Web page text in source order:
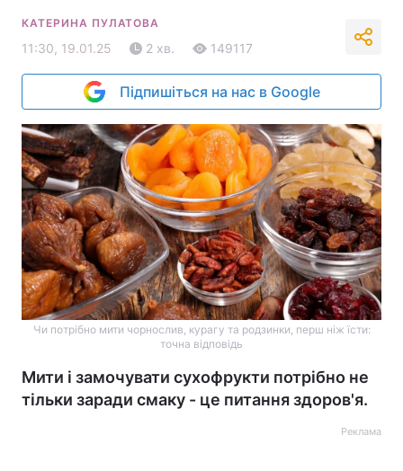
КАТЕРИНА ПУЛАТОВА
11:30, 19.01.25 2 хв. 149117
Підпишіться на нас в Google
Чи потрібно мити чорнослив, курагу та родзинки, перш ніж їсти:
точна відповідь
Мити і замочувати сухофрукти потрібно не
тільки заради смаку - це питання здоров'я.
Реклама